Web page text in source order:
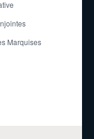
Marquises